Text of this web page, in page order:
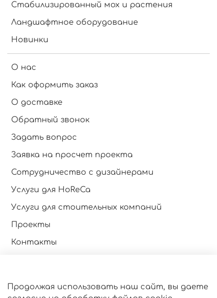
Стабилизированный мох и растения
Ландшафтное оборудование
Новинки
О нас
Как оформить заказ
О доставке
Обратный звонок
Задать вопрос
Заявка на просчет проекта
Сотрудничество с дизайнерами
Услуги для HoReCa
Услуги для стоительных компаний
Проекты
Контакты
Оферта и политика конфиденциальности
Продолжая использовать наш сайт, вы даете